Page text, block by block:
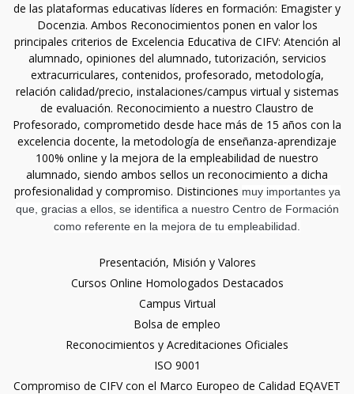
de las plataformas educativas líderes en formación: Emagister y
Docenzia. Ambos Reconocimientos ponen en valor los
principales criterios de Excelencia Educativa de CIFV: Atención al
alumnado, opiniones del alumnado, tutorización, servicios
extracurriculares, contenidos, profesorado, metodología,
relación calidad/precio, instalaciones/campus virtual y sistemas
de evaluación. Reconocimiento a nuestro Claustro de
Profesorado, comprometido desde hace más de 15 años con la
excelencia docente, la metodología de enseñanza-aprendizaje
100% online y la mejora de la empleabilidad de nuestro
alumnado, siendo ambos sellos un reconocimiento a dicha
profesionalidad y compromiso. Distinciones muy importantes ya
que, gracias a ellos, se identifica a nuestro Centro de Formación
como referente en la mejora de tu empleabilidad.
Presentación, Misión y Valores
Cursos Online Homologados Destacados
Campus Virtual
Bolsa de empleo
Reconocimientos y Acreditaciones Oficiales
ISO 9001
Compromiso de CIFV con el Marco Europeo de Calidad EQAVET